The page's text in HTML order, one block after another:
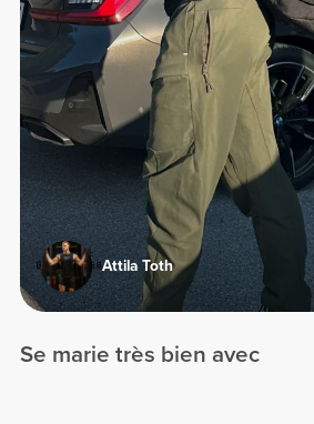
Attila Toth
Se marie très bien avec